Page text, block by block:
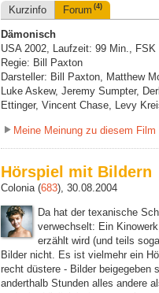
Kurzinfo Forum (4)
Dämonisch
USA 2002, Laufzeit: 99 Min., FSK
Regie: Bill Paxton
Darsteller: Bill Paxton, Matthew
Luke Askew, Jeremy Sumpter,
Ettinger, Vincent Chase, Levy
Meine Meinung zu diesem Film
Hörspiel mit Bildern
Colonia (683), 30.08.2004
Da hat der texanische
verwechselt: Ein
erzählt wird (und teils
Bilder nicht. Es ist vielmehr ein
recht düstere - Bilder beigegeben
anderthalb Stunden alles andere